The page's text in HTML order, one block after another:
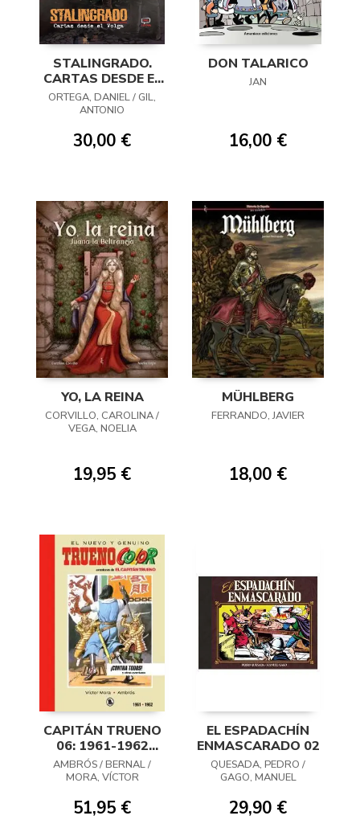
STALINGRADO.
CARTAS DESDE EL
VOLGA
ORTEGA, DANIEL / GIL,
ANTONIO
30,00 €
DON TALARICO
JAN
16,00 €
YO, LA REINA
CORVILLO, CAROLINA /
VEGA, NOELIA
19,95 €
MÜHLBERG
FERRANDO, JAVIER
18,00 €
CAPITÁN TRUENO
06: 1961-1962
¡CONTRA TODOS!
AMBRÓS / BERNAL /
MORA, VÍCTOR
51,95 €
EL ESPADACHÍN
ENMASCARADO 02
QUESADA, PEDRO /
GAGO, MANUEL
29,90 €